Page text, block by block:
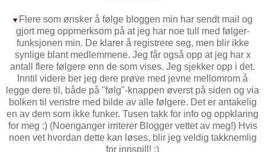
♥ Flere som ønsker å følge bloggen min har sendt mail og
gjort meg oppmerksom på at jeg har noe tull med følger-
funksjonen min. De klarer å registrere seg, men blir ikke
synlige blant medlemmene. Jeg får også opp at jeg har x
antall flere følgere enn de som vises. Jeg sjekker opp i det.
Inntil videre ber jeg dere prøve med jevne mellomrom å
legge dere til, både på "følg"-knappen øverst på siden og via
bolken til venstre med bilde av alle følgere. Det er antakelig
en av dem som ikke funker. Tusen takk for info og oppklaring
for meg :) (Noenganger irriterer Blogger vettet av meg!) Hvis
noen vet hvordan dette kan løses, blir jeg veldig takknemlig
for innspill! :)